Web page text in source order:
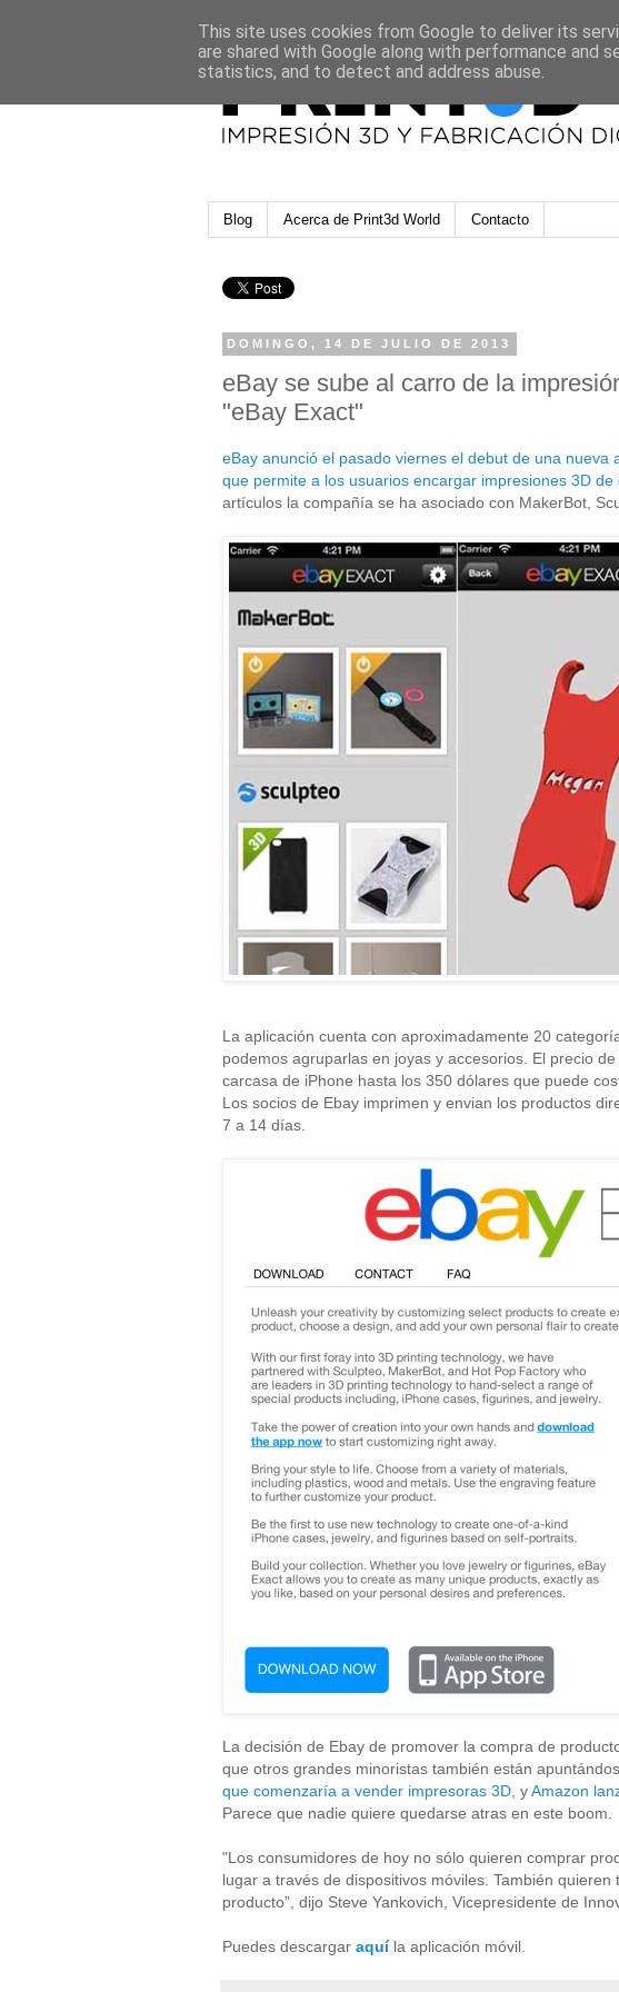
Blog Acerca de Print3d World Contacto
DOMINGO, 14 DE JULIO DE 2013
eBay se sube al carro de la
"eBay Exact"
eBay anunció el pasado viernes el debut de una nueva
que permite a los usuarios encargar impresiones 3D de
artículos la compañía se ha asociado con MakerBot,
La aplicación cuenta con aproximadamente 20
podemos agruparlas en joyas y accesorios. El precio
carcasa de iPhone hasta los 350 dólares que puede
Los socios de Ebay imprimen y envian los productos
7 a 14 días.
La decisión de Ebay de promover la compra de
que otros grandes minoristas también están
que comenzaría a vender impresoras 3D, yAmazon
Parece que nadie quiere quedarse atras en este boom.
"Los consumidores de hoy no sólo quieren comprar
lugar a través de dispositivos móviles. También
producto”, dijo Steve Yankovich, Vicepresidente de
Puedes descargar aquí la aplicación móvil.
This site uses cookies from Google to deliver its
are shared with Google along with performance and
statistics, and to detect and address abuse.